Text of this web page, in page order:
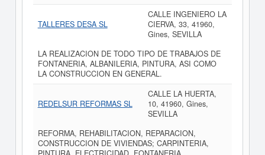
TALLERES DESA SL
CALLE INGENIERO LA
CIERVA, 33, 41960,
Gines, SEVILLA
LA REALIZACION DE TODO TIPO DE TRABAJOS DE
FONTANERIA, ALBANILERIA, PINTURA, ASI COMO
LA CONSTRUCCION EN GENERAL.
REDELSUR REFORMAS SL
CALLE LA HUERTA,
10, 41960, Gines,
SEVILLA
REFORMA, REHABILITACION, REPARACION,
CONSTRUCCION DE VIVIENDAS; CARPINTERIA,